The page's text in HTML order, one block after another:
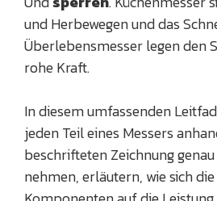
und Herbewegen und das
Überlebensmesser legen den
rohe Kraft.
In diesem umfassenden
jeden Teil eines Messers
beschrifteten Zeichnung
nehmen, erläutern, wie sich